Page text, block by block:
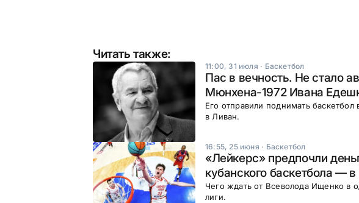
Читать также:
11:00, 31 июля · Баскетбол
Пас в вечность. Не стало
Мюнхена-1972 Ивана
Его отправили поднимать баскетбол
в Ливан.
16:55, 25 июня · Баскетбол
«Лейкерс» предпочли
кубанского баскетбола —
Чего ждать от Всеволода Ищенко в
лиги.